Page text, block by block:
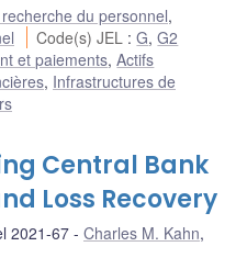
du personnel,
Code(s) JEL :G,G2
et paiements,Actifs
, Infrastructures de
Central Bank
Loss Recovery
2021-67 Charles M. Kahn,